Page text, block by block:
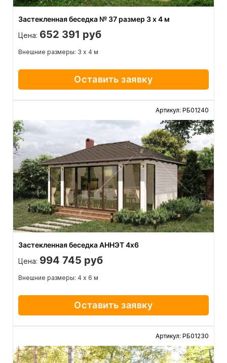
Застекленная беседка № 37 размер 3 х 4 м
Цена: 652 391 руб
Внешние размеры: 3 х 4 м
Оставить заявку
Артикул: РБ01240
Застекленная беседка АННЭТ 4х6
Цена: 994 745 руб
Внешние размеры: 4 х 6 м
Оставить заявку
Артикул: РБ01230